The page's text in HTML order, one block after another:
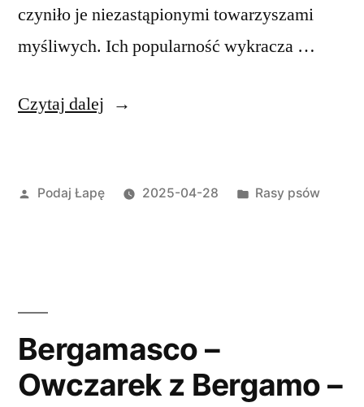
czyniło je niezastąpionymi towarzyszami
myśliwych. Ich popularność wykracza …
Czytaj dalej „Basset
opis
Opublikowane
Podaj Łapę 2025-04-28
Opublikowano
Rasy psów
Bergamasco –
Owczarek z Bergamo –